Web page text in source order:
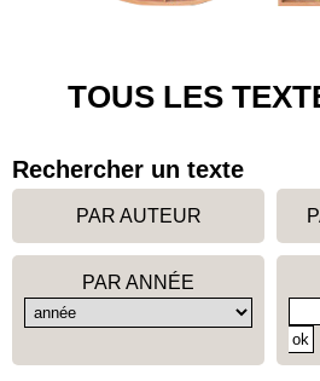
TOUS LES
Rechercher un texte
PAR AUTEUR
PAR ANNÉE